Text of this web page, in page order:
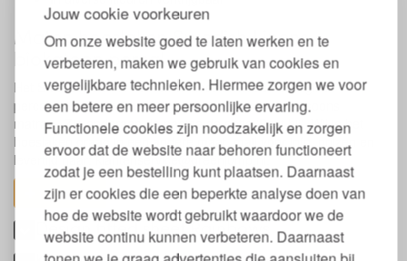
Jouw cookie voorkeuren
Om onze website goed te laten werken en te
verbeteren, maken we gebruik van cookies en
vergelijkbare technieken. Hiermee zorgen we voor
een betere en meer persoonlijke ervaring.
Functionele cookies zijn noodzakelijk en zorgen
ervoor dat de website naar behoren functioneert
zodat je een bestelling kunt plaatsen. Daarnaast
zijn er cookies die een beperkte analyse doen van
hoe de website wordt gebruikt waardoor we de
website continu kunnen verbeteren. Daarnaast
Maten hoeslaken Swedish Linens
biokatoen percal
Het Swedish Linens Rainbows hoeslaken van biologisch
percal katoen is ook verkrijgbaar voor een tweepersoons
matras. Zie onderaan de pagina de optie 'Past bij'. Wil je het
hoeslaken graag in een andere maat, mail voor info, prijzen en
levertijd naar: klantenservice@greenjump.nl.
toon alles
Design fitted sheet Rainbows